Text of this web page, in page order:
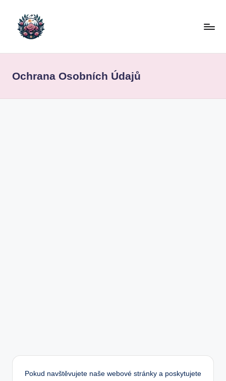
Ochrana Osobních Údajů
Pokud navštěvujete naše webové stránky a poskytujete